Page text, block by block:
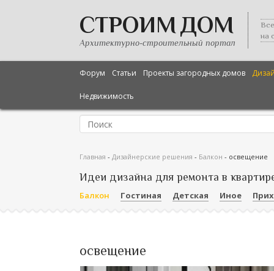
СТРОИМ ДОМ
Архитектурно-строительный портал
на
Форум Статьи Проекты загородных домов
Недвижимость
Главная - Дизайнерские решения - Балкон - освещение
Идеи дизайна для ремонта в
Балкон Гостиная Детская Иное
освещение